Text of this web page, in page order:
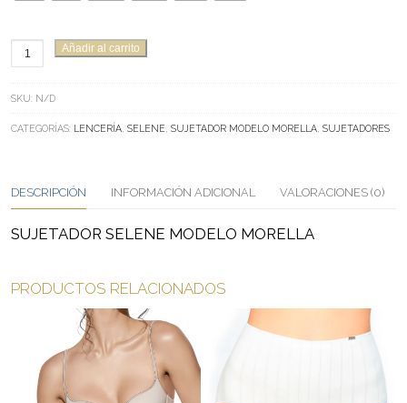
SUJETADOR
SELENE
MORELLA
CANTIDAD
Añadir al carrito
SKU: N/D
CATEGORÍAS: LENCERÍA SELENE SUJETADOR MODELO MORELLA SUJETADORES
DESCRIPCIÓN INFORMACIÓN ADICIONAL VALORACIONES (0)
SUJETADOR SELENE MODELO MORELLA
PRODUCTOS RELACIONADOS